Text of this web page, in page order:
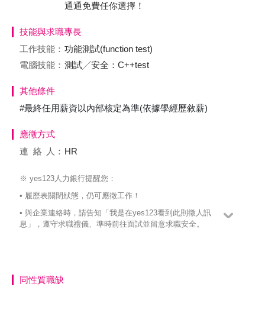
通通免費任你選擇！
技能與求職專長
工作技能： 功能測試(function test)
電腦技能： 測試╱安全：C++test
其他條件
#最終任用薪資以內部核定為準(依據學經歷敘薪)
應徵方式
連絡
人： HR
※ yes123人力銀行提醒您：
• 履歷表關閉狀態，仍可應徵工作！
• 與企業連絡時，請告知「我是在yes123看到此則徵人訊
息」，遵守求職禮儀、準時前往面試並留意求職安全。
同性質職缺